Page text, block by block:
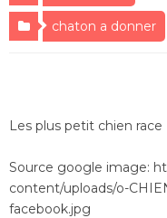
chaton a donner
Les plus petit chien race
Source google image:
content/uploads/o-
facebook.jpg